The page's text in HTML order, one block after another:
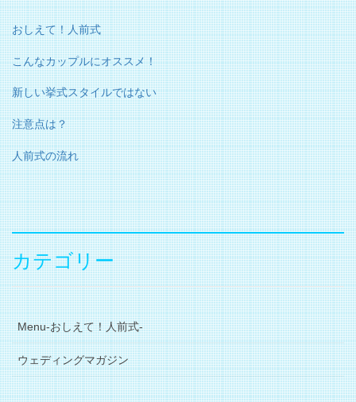
おしえて！人前式
こんなカップルにオススメ！
新しい挙式スタイルではない
注意点は？
人前式の流れ
カテゴリー
Menu-おしえて！人前式-
ウェディングマガジン